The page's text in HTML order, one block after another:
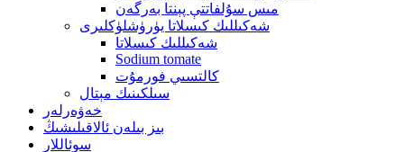
مىس سۇلفاتتې پېنتا بەرگەن
شەكىللىك كىسلاتا يۈرۈشلۈكلىرى
شەكىللىك كىسلاتا
Sodium tomate
كالتسىي فورمۇت
سىلكىنىك مېتال
خەۋەرلەر
بىز بىلەن ئالاقىلىشىڭ
سوئاللار